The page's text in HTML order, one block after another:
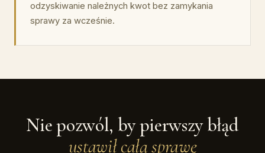
odzyskiwanie należnych kwot bez zamykania
sprawy za wcześnie.
Nie pozwól, by pierwszy błąd
ustawił całą sprawę